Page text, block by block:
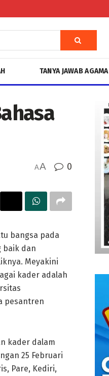
TANYA JAWAB AGAMA
AA 0
bangsa pada
baik dan
Meyakini
kader adalah
pesantren
kader dalam
25 Februari
Pare, Kediri,